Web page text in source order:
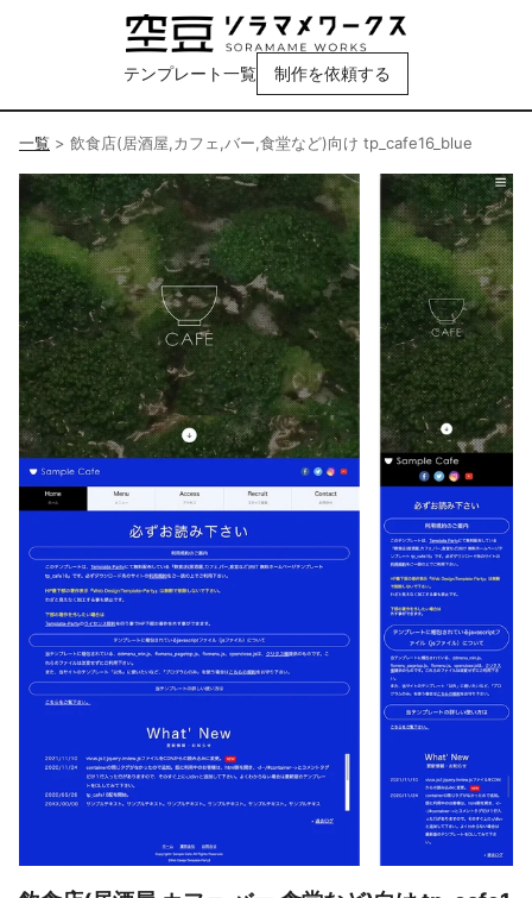
テンプレート一覧 制作を依頼する
一覧 > 飲食店(居酒屋,カフェ,バー,食堂など)向け tp_cafe16_blue